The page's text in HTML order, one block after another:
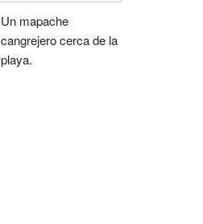
Un mapache
cangrejero cerca de la
playa.